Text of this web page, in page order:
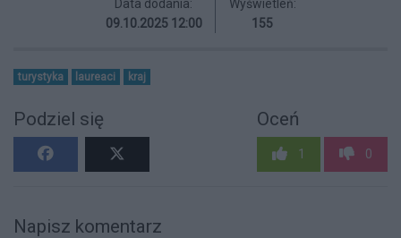
Data dodania:
09.10.2025 12:00
Wyświetleń:
155
turystyka laureaci kraj
Podziel się Oceń
1 0
Napisz komentarz